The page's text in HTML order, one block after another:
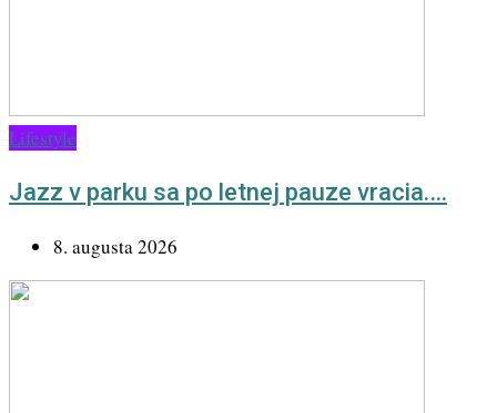
Lifestyle
Jazz v parku sa po letnej pauze vracia.…
8. augusta 2026